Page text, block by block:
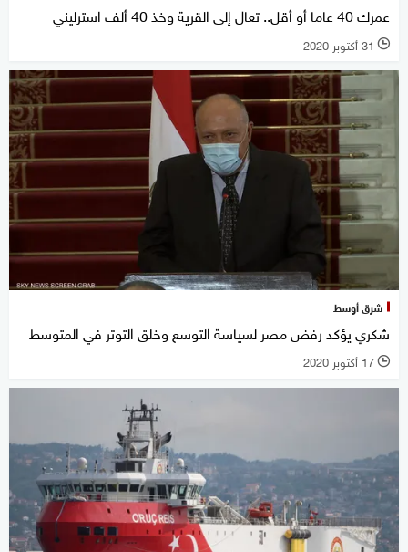
عمرك 40 عاما أو أقل.. تعال إلى القرية وخذ 40 ألف استرليني
l 31 أكتوبر 2020
شرق أوسط
شكري يؤكد رفض مصر لسياسة التوسع وخلق التوتر في المتوسط
l 17 أكتوبر 2020